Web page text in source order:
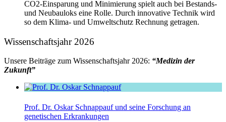
CO2-Einsparung und Minimierung spielt auch bei Bestands-
und Neubauloks eine Rolle. Durch innovative Technik wird
so dem Klima- und Umweltschutz Rechnung getragen.
Wissenschaftsjahr 2026
Unsere Beiträge zum Wissenschaftsjahr 2026: “Medizin der
Zukunft”
Prof. Dr. Oskar Schnappauf und seine Forschung an
genetischen Erkrankungen